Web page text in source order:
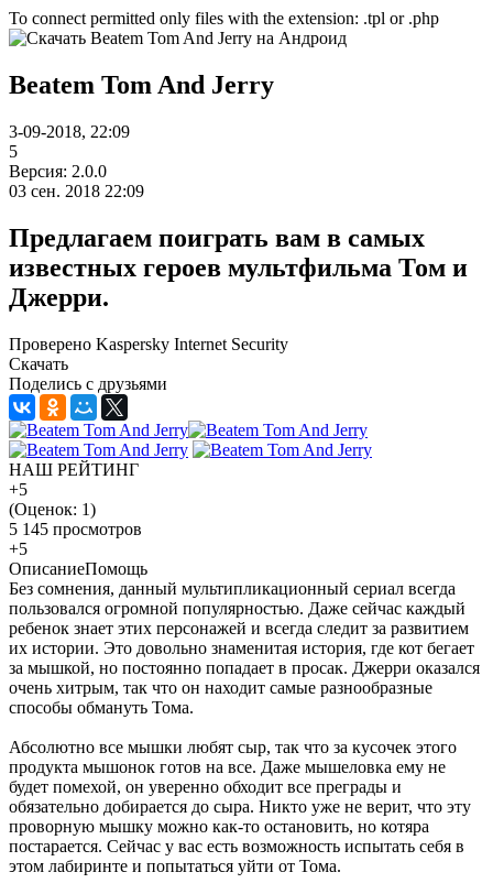
To connect permitted only files with the extension: .tpl or .php
Beatem Tom And Jerry
3-09-2018, 22:09
5
Версия: 2.0.0
03 сен. 2018 22:09
Предлагаем поиграть вам в самых
известных героев мультфильма Том и
Джерри.
Проверено Kaspersky Internet Security
Скачать
Поделись с друзьями
НАШ РЕЙТИНГ
+5
(Оценок: 1)
5 145 просмотров
+5
ОписаниеПомощь
Без сомнения, данный мультипликационный сериал всегда
пользовался огромной популярностью. Даже сейчас каждый
ребенок знает этих персонажей и всегда следит за развитием
их истории. Это довольно знаменитая история, где кот бегает
за мышкой, но постоянно попадает в просак. Джерри оказался
очень хитрым, так что он находит самые разнообразные
способы обмануть Тома.
Абсолютно все мышки любят сыр, так что за кусочек этого
продукта мышонок готов на все. Даже мышеловка ему не
будет помехой, он уверенно обходит все преграды и
обязательно добирается до сыра. Никто уже не верит, что эту
проворную мышку можно как-то остановить, но котяра
постарается. Сейчас у вас есть возможность испытать себя в
этом лабиринте и попытаться уйти от Тома.